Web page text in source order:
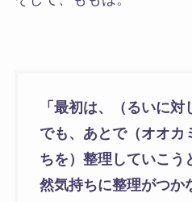
「最初は、（るいに
でも、あとで（オオカ
ちを）整理していこう
然気持ちに整理がつか